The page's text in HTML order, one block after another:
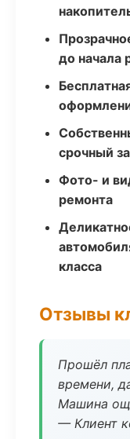
до начала
срочный
Фото- и
ремонта
класса
Отзывы
Прошёл
времени,
Машина
— Клиент